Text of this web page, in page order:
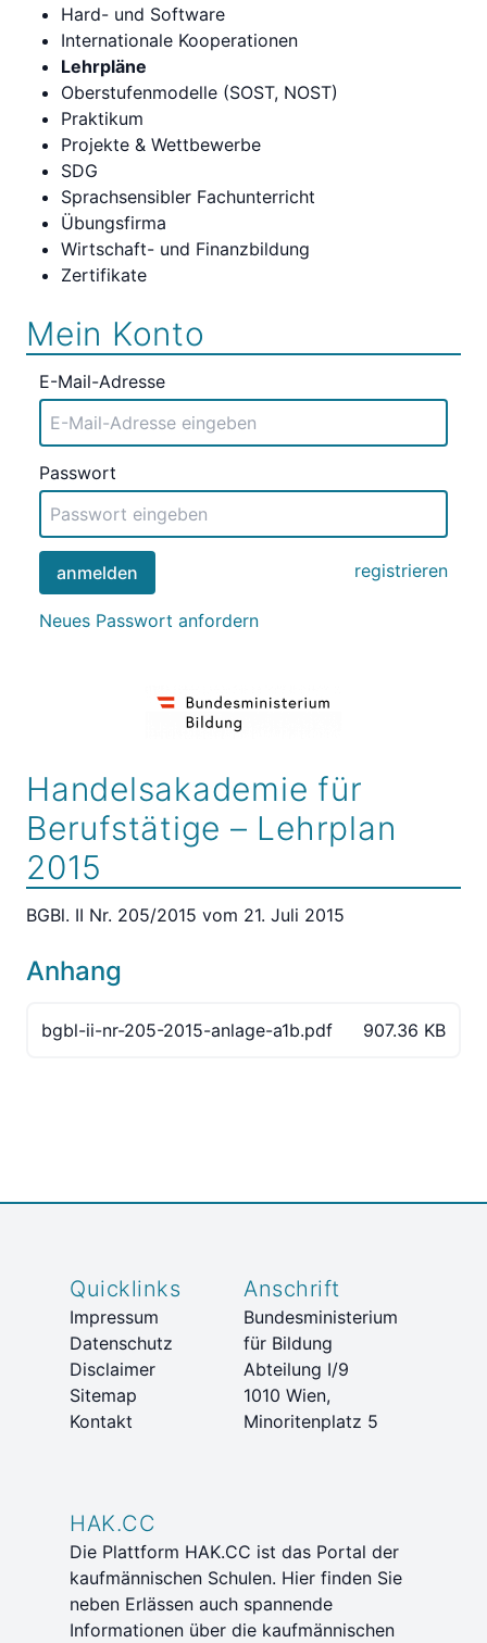
Hard- und Software
Internationale Kooperationen
Lehrpläne
Oberstufenmodelle (SOST, NOST)
Praktikum
Projekte & Wettbewerbe
SDG
Sprachsensibler Fachunterricht
Übungsfirma
Wirtschaft- und Finanzbildung
Zertifikate
Mein Konto
E-Mail-Adresse
Passwort
anmelden registrieren
Neues Passwort anfordern
Handelsakademie für
Berufstätige – Lehrplan
2015
BGBl. II Nr. 205/2015 vom 21. Juli 2015
Anhang
bgbl-ii-nr-205-2015-anlage-a1b.pdf 907.36 KB
Quicklinks
Impressum
Datenschutz
Disclaimer
Sitemap
Kontakt
Anschrift
Bundesministerium
für Bildung
Abteilung I/9
1010 Wien,
Minoritenplatz 5
HAK.CC
Die Plattform HAK.CC ist das Portal der
kaufmännischen Schulen. Hier finden Sie
neben Erlässen auch spannende
Informationen über die kaufmännischen